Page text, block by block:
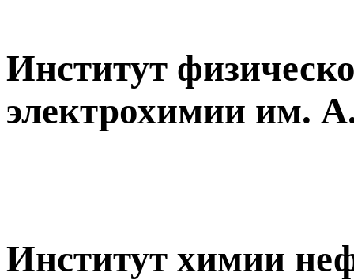
Институт
электрохимии им.
Институт химии